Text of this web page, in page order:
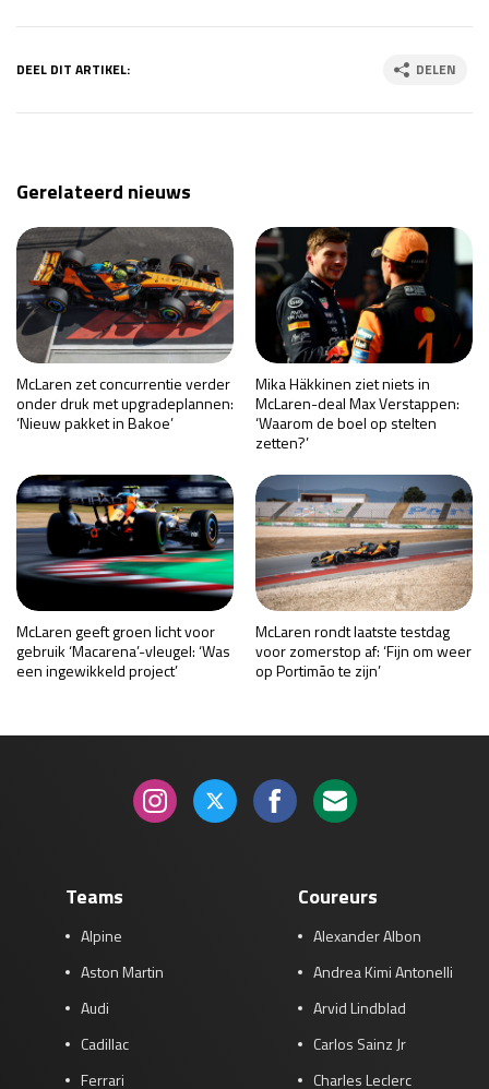
DEEL DIT ARTIKEL: DELEN
Gerelateerd nieuws
McLaren zet concurrentie verder
onder druk met upgradeplannen:
‘Nieuw pakket in Bakoe’
Mika Häkkinen ziet niets in
McLaren-deal Max Verstappen:
‘Waarom de boel op stelten
zetten?’
McLaren geeft groen licht voor
gebruik ‘Macarena’-vleugel: ‘Was
een ingewikkeld project’
McLaren rondt laatste testdag
voor zomerstop af: ‘Fijn om weer
op Portimão te zijn’
Teams
Alpine
Aston Martin
Audi
Cadillac
Ferrari
Coureurs
Alexander Albon
Andrea Kimi Antonelli
Arvid Lindblad
Carlos Sainz Jr
Charles Leclerc